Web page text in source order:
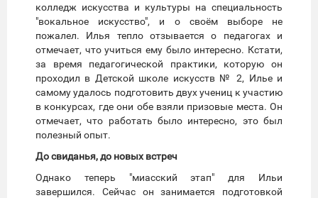
колледж искусства и культуры на специальность
"вокальное искусство", и о своём выборе не
пожалел. Илья тепло отзывается о педагогах и
отмечает, что учиться ему было интересно. Кстати,
за время педагогической практики, которую он
проходил в Детской школе искусств № 2, Илье и
самому удалось подготовить двух учениц к участию
в конкурсах, где они обе взяли призовые места. Он
отмечает, что работать было интересно, это был
полезный опыт.
До свиданья, до новых встреч
Однако теперь "миасский этап" для Ильи
завершился. Сейчас он занимается подготовкой